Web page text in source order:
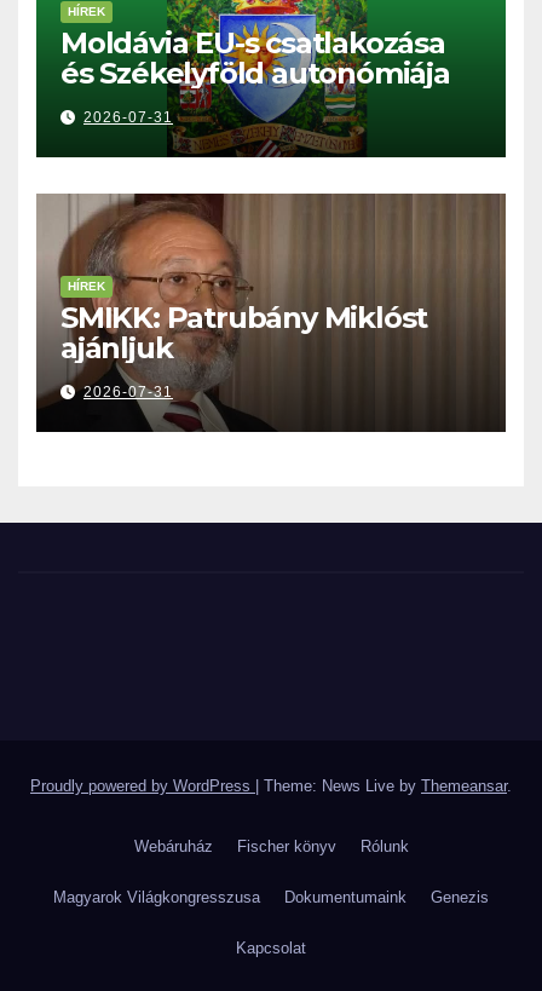
HÍREK
Moldávia EU-s csatlakozása
és Székelyföld autonómiája
2026-07-31
HÍREK
SMIKK: Patrubány Miklóst
ajánljuk
2026-07-31
Proudly powered by WordPress Theme: News Live by Themeansar.
Webáruház Fischer könyv Rólunk
Magyarok Világkongresszusa Dokumentumaink Genezis
Kapcsolat